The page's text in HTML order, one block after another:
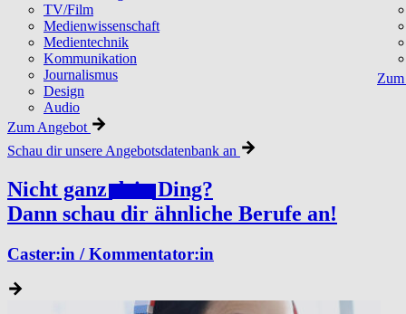
TV/Film
Medienwissenschaft
Medientechnik
Kommunikation
Journalismus
Design
Audio
Zum Angebot
Schau dir unsere Angebotsdatenbank an
Nicht ganzdeinDing?
Dann schau dir ähnliche Berufe an!
Caster:in / Kommentator:in